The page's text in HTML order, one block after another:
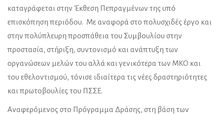
καταγράφεται στην Έκθεση Πεπραγμένων της υπό
επισκόπηση περιόδου. Με αναφορά στο πολυσχιδές έργο και
στην πολύπλευρη προσπάθεια του Συμβουλίου στην
προστασία, στήριξη, συντονισμό και ανάπτυξη των
οργανώσεων μελών του αλλά και γενικότερα των ΜΚΟ και
του εθελοντισμού, τόνισε ιδιαίτερα τις νέες δραστηριότητες
και πρωτοβουλίες του ΠΣΣΕ.
Αναφερόμενος στο Πρόγραμμα Δράσης, στη βάση των